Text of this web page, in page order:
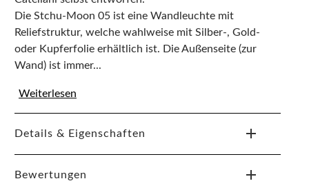
Die Stchu-Moon 05 ist eine Wandleuchte mit
Reliefstruktur, welche wahlweise mit Silber-, Gold-
oder Kupferfolie erhältlich ist. Die Außenseite (zur
Wand) ist immer...
Weiterlesen
Details & Eigenschaften
Bewertungen